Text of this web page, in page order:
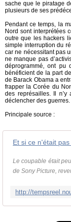
sache que le piratage
plusieurs de ses
Pendant ce temps, la
Nord sont interprétées
outre que les hackers
simple interruption du
car ne nécessitant pas
ne manque pas
déprogrammé, ont pu
bénéficient de la part
de Barack Obama a
frapper la Corée du
des représailles. Il
déclencher des guerres.
Principale source :
Et si ce n'était
Le coupable était
de Sony Picture,